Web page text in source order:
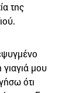
της
μου
ότι